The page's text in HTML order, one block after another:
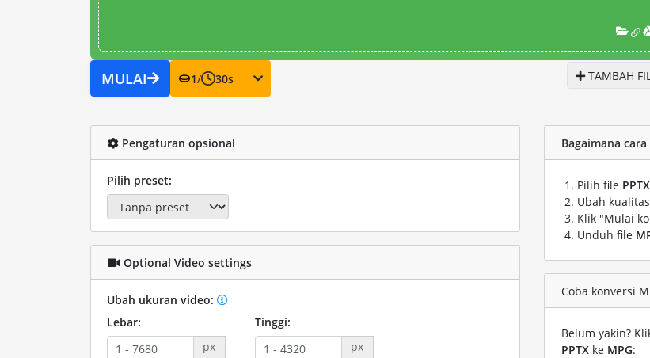
MULAI 1/ 30s TAMBAH
Pengaturan opsional
Pilih preset:
Optional Video settings
Ubah ukuran video:
Lebar:
px
Tinggi:
px
Bagaimana
Pilih file PPTX
Ubah
Klik "Mulai
Unduh file
Coba konversi
Belum yakin?
PPTX ke MPG: